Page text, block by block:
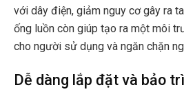
với dây điện, giảm nguy cơ gây ra
ống luồn còn giúp tạo ra một môi
cho người sử dụng và ngăn chặn
Dễ dàng lắp đặt và bảo trì